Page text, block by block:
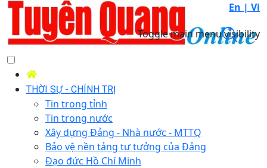
En | Vi
Toggle main menu visibility
THỜI SỰ - CHÍNH TRỊ
Tin trong tỉnh
Tin trong nước
Xây dựng Đảng - Nhà nước - MTTQ
Bảo vệ nền tảng tư tưởng của Đảng
Đạo đức Hồ Chí Minh